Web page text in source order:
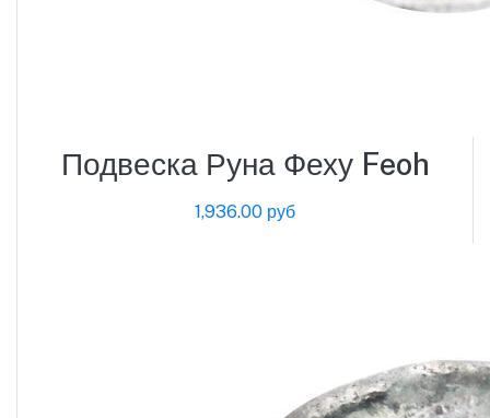
Подвеска Руна Феху Feoh
1,936.00 руб